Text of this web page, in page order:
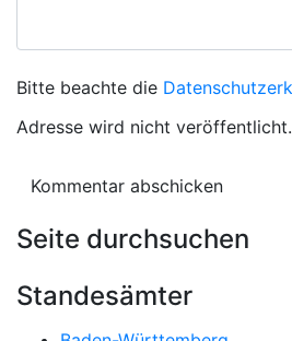
Bitte beachte die
Adresse wird nicht veröffentlicht.
Seite durchsuchen
Standesämter